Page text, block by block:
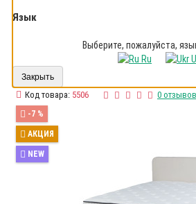
Язык
Выберите, пожалуйста,
Ru
Закрыть
Код товара: 5506 0 отзывов
-7 %
АКЦИЯ
NEW